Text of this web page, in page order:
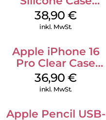
MagSafe
Ultramarine
38,90€
inkl. MwSt.
Apple iPhone 16
Pro Clear Case
MagSafe
Transparent
36,90€
inkl. MwSt.
Apple Pencil USB-